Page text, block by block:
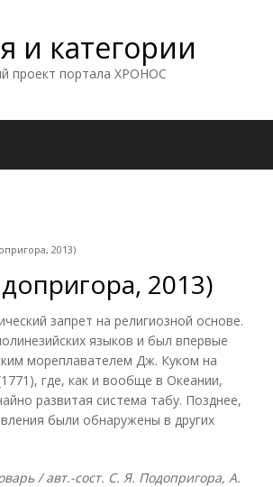
и категории
проект портала ХРОНОС
2013)
2013)
запрет на религиозной основе.
языков и был впервые
мореплавателем Дж. Куком на
где, как и вообще в Океании,
развитая система табу. Позднее,
были обнаружены в других
/ авт.-сост. С. Я. Подопригора, А.